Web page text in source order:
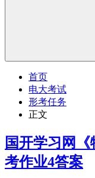
首页
电大考试
形考任务
正文
国开学习网
考作业4答案